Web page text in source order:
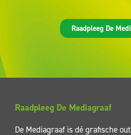
Raadpleeg De
Raadpleeg De Mediagraaf
De Mediagraaf is dé grafische